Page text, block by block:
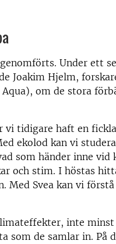
Under ett
Joakim Hjelm,
om de stora
vi tidigare haft en
ekolod kan vi
som händer inne vid
och stim. I höstas
Svea kan vi
inte
som de samlar in. På